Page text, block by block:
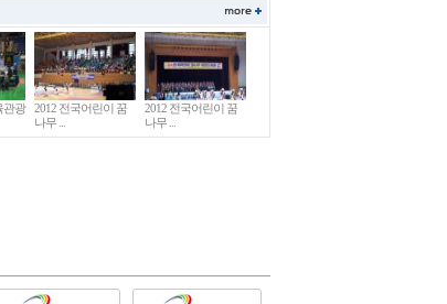
관광 2012 전국어린이 꿈
나무 ...
2012 전국어린이 꿈
나무 ...